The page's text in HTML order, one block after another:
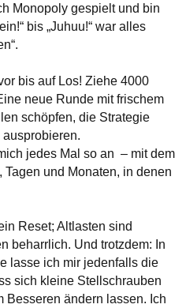
Monopoly gespielt und bin
bis „Juhuu!“ war alles
bis auf Los! Ziehe 4000
neue Runde mit frischem
schöpfen, die Strategie
jedes Mal so an – mit dem
und Monaten, in denen
Reset; Altlasten sind
beharrlich. Und trotzdem: In
lasse ich mir jedenfalls die
sich kleine Stellschrauben
Besseren ändern lassen. Ich